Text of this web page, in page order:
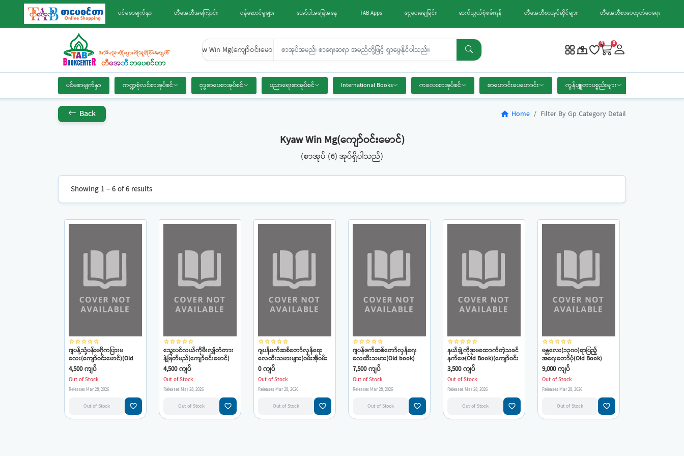
ပင်မစာမျက်နှာ တီအေဘီအကြောင်း ဝန်ဆောင်မှုများ အော်ဒါအခြေအနေ TAB Apps ငွေပေးချေခြင်း ဆက်သွယ်စုံစမ်းရန် တီအေဘီစာအုပ်ဆိုင်များ တီအေဘီစာပေထုတ်ဝေရေး
Kyaw Win Mg(ကျော်ဝင်းမောင်)
0 0
ပင်မစာမျက်နှာ ကဏ္ဍစုံလင်စာအုပ်စင် ဗုဒ္ဓစာပေစာအုပ်စင် ပညာရေးစာအုပ်စင် International Books ကလေးစာအုပ်စင် စာဟောင်းပေဟောင်း ကွန်ပျူတာပစ္စည်းများ
Back home Home Filter By Gp Category Detail
Kyaw Win Mg(ကျော်ဝင်းမောင်)
(စာအုပ် (6) အုပ်ရှိပါသည်)
Showing 1 – 6 of 6 results
star_borderstar_borderstar_borderstar_borderstar_border
ဂျပန့်သုံ့ပန်းမဂိုကပြားမ
လေး(ကျော်ဝင်းမောင်)(Old
Book)
4,500 ကျပ်
Out of Stock
Releases Mar 28, 2026
Out of Stock favorite_border
star_borderstar_borderstar_borderstar_borderstar_border
သွေးပင်လယ်ကိုမီးလျှံတံတား
နဲ့ဖြတ်မည်(ကျော်ဝင်းမောင်)
(Old Book)
4,500 ကျပ်
Out of Stock
Releases Mar 28, 2026
Out of Stock favorite_border
star_borderstar_borderstar_borderstar_borderstar_border
ဂျပန်ဖက်ဆစ်တော်လှန်ရေး
လေထီးသမားများ(ဝမ်းအိုဝမ်း
ကျော်ဝင်းမောင်)(Old Book
0 ကျပ်
Out of Stock
Releases Mar 28, 2026
Out of Stock favorite_border
star_borderstar_borderstar_borderstar_borderstar_border
ဂျပန်ဖက်ဆစ်တော်လှန်ရေး
လေထီးသမား(Old book)
(ကျော်ဝင်းမောင်)
7,500 ကျပ်
Out of Stock
Releases Mar 28, 2026
Out of Stock favorite_border
star_borderstar_borderstar_borderstar_borderstar_border
နယ်ချဲ့ကိုဒူးမထောက်တဲ့သခင်
နက်ဖေ(Old Book)(ကျော်ဝင်း
မောင်)
3,500 ကျပ်
Out of Stock
Releases Mar 28, 2026
Out of Stock favorite_border
star_borderstar_borderstar_borderstar_borderstar_border
မန္တလေး(၁၃၀၀)ရာပြည့်
အရေးတော်ပုံ(Old Book)
(ကျော်ဝင်းမောင်)
9,000 ကျပ်
Out of Stock
Releases Mar 28, 2026
Out of Stock favorite_border